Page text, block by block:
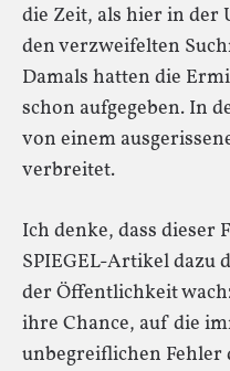
die Zeit, als hier in der
den verzweifelten
Damals hatten die
schon aufgegeben. In
von einem
verbreitet.
Ich denke, dass dieser
SPIEGEL-Artikel dazu
der Öffentlichkeit
ihre Chance, auf die
unbegreiflichen